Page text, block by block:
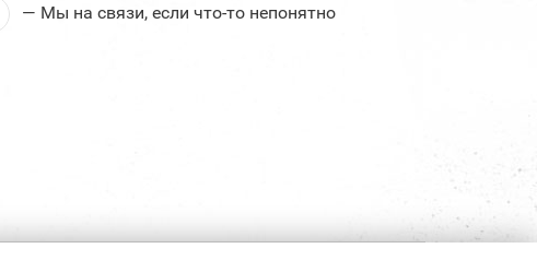
— Мы на связи, если что-то непонятно